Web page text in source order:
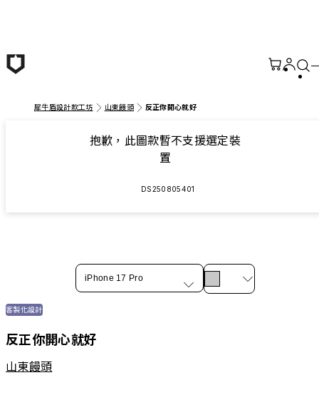
犀牛盾設計款工坊 山東饅頭 反正你開心就好
抱歉，此圖款暫不支援選定裝
置
DS250805401
iPhone 17 Pro
客製化設計
反正你開心就好
山東饅頭